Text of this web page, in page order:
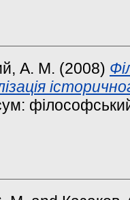
А. М. (2008)